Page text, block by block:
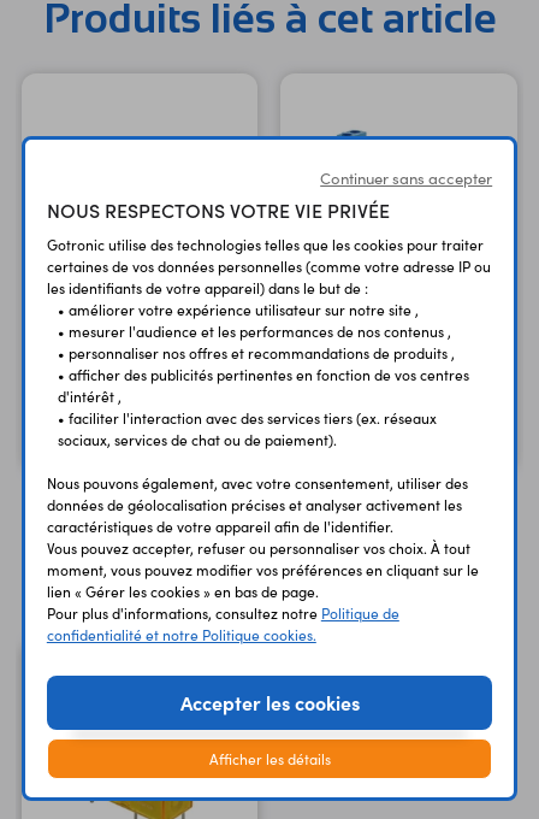
Produits liés à cet article
Support pour relais
Finder 95.15
2 RT types 40 et 41
1,20 € TTC
1,00 € HT Code : 06056
Support pour relais
Finder 95.85.3
2 RT pour rail DIN
4,30 € TTC
3,58 €
Vous avez déja consulté
Continuer sans accepter
NOUS RESPECTONS VOTRE VIE PRIVÉE
Gotronic utilise des technologies telles que les cookies pour traiter
certaines de vos données personnelles (comme votre adresse IP ou
les identifiants de votre appareil) dans le but de :
• améliorer votre expérience utilisateur sur notre site ,
• mesurer l'audience et les performances de nos contenus ,
• personnaliser nos offres et recommandations de produits ,
• afficher des publicités pertinentes en fonction de vos centres
d'intérêt ,
• faciliter l'interaction avec des services tiers (ex. réseaux
sociaux, services de chat ou de paiement).
Nous pouvons également, avec votre consentement, utiliser des
données de géolocalisation précises et analyser activement les
caractéristiques de votre appareil afin de l'identifier.
Vous pouvez accepter, refuser ou personnaliser vos choix. À tout
moment, vous pouvez modifier vos préférences en cliquant sur le
lien « Gérer les cookies » en bas de page.
Pour plus d'informations, consultez notre Politique de
confidentialité et notre Politique cookies.
Accepter les cookies
Afficher les détails